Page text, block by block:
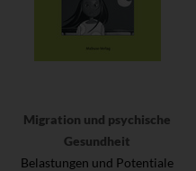
Migration und psychische
Gesundheit
Belastungen und Potentiale